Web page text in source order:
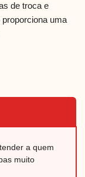
de troca e
uma
a quem
muito